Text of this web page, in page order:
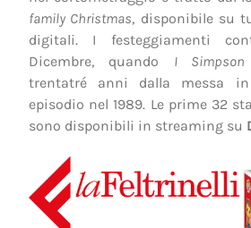
family Christmas, disponibile su
digitali. I festeggiamenti
Dicembre, quando I Simpson
trentatré anni dalla messa
episodio nel 1989. Le prime 32
sono disponibili in streaming su